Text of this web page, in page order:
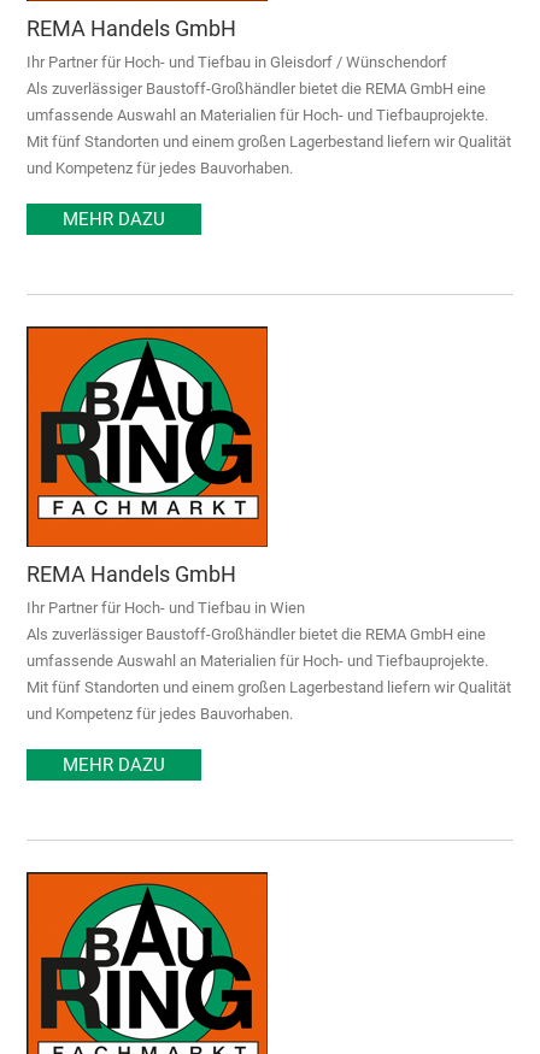
REMA Handels GmbH
Ihr Partner für Hoch- und Tiefbau in Gleisdorf / Wünschendorf
Als zuverlässiger Baustoff-Großhändler bietet die REMA GmbH eine
umfassende Auswahl an Materialien für Hoch- und Tiefbauprojekte.
Mit fünf Standorten und einem großen Lagerbestand liefern wir Qualität
und Kompetenz für jedes Bauvorhaben.
MEHR DAZU
REMA Handels GmbH
Ihr Partner für Hoch- und Tiefbau in Wien
Als zuverlässiger Baustoff-Großhändler bietet die REMA GmbH eine
umfassende Auswahl an Materialien für Hoch- und Tiefbauprojekte.
Mit fünf Standorten und einem großen Lagerbestand liefern wir Qualität
und Kompetenz für jedes Bauvorhaben.
MEHR DAZU